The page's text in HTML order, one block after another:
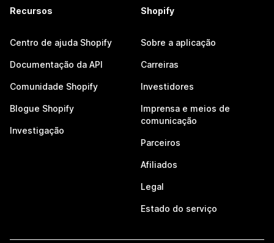
Recursos
Centro de ajuda Shopify
Documentação da API
Comunidade Shopify
Blogue Shopify
Investigação
Shopify
Sobre a aplicação
Carreiras
Investidores
Imprensa e meios de
comunicação
Parceiros
Afiliados
Legal
Estado do serviço